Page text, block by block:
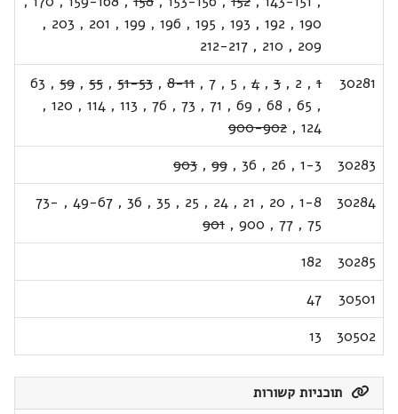
190
,
192
,
193
,
195
,
196
,
199
,
201
,
203
,
209
,
210
,
212-217
30281
1
,
2
,
3
,
4
,
5
,
7
,
8-11
,
51-53
,
55
,
59
,
63
,
65
,
68
,
69
,
71
,
73
,
76
,
113
,
114
,
120
,
124
,
900-902
30283
1-3
,
26
,
36
,
99
,
903
30284
1-8
,
20
,
21
,
24
,
25
,
35
,
36
,
49-67
,
73-
75
,
77
,
900
,
901
30285
182
30501
47
30502
13
תוכניות קשורות